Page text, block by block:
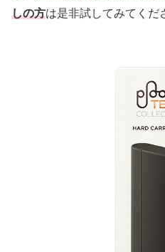
しの方は是非試してみてくだ